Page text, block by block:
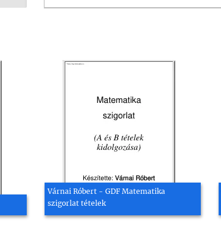
Várnai Róbert - GDF Matematika
szigorlat tételek